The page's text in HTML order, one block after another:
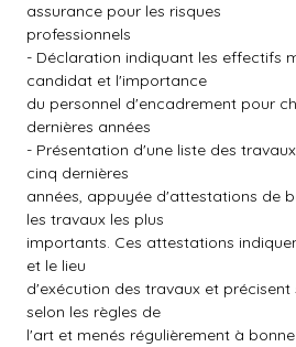
assurance pour les risques
professionnels
- Déclaration indiquant les effectifs
candidat et l'importance
du personnel d'encadrement pour
dernières années
- Présentation d'une liste des
cinq dernières
années, appuyée d'attestations de
les travaux les plus
importants. Ces attestations
et le lieu
d'exécution des travaux et
selon les règles de
l'art et menés régulièrement à